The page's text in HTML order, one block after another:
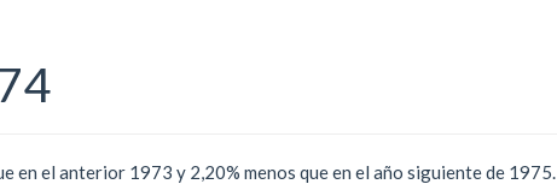
en el anterior 1973 y 2,20% menos que en el año siguiente de 1975.